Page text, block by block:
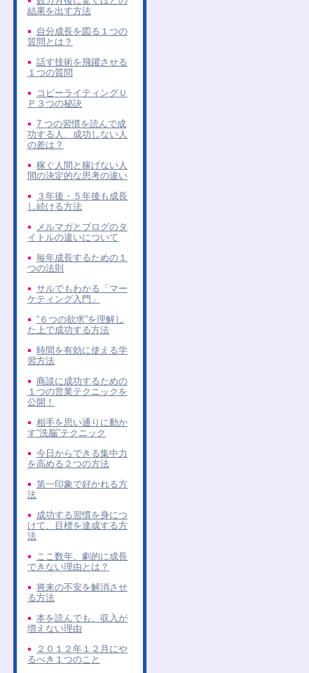
結果を出す方法
自分成長を図る１つの
質問とは？
話す技術を飛躍させる
１つの質問
コピーライティングＵ
Ｐ３つの秘訣
7 つの習慣を読んで成
功する人、成功しない人
の差は？
稼ぐ人間と稼げない人
間の決定的な思考の違い
３年後・５年後も成長
し続ける方法
メルマガとブログのタ
イトルの違いについて
毎年成長するための１
つの法則
サルでもわかる「マー
ケティング入門」
“６つの欲求”を理解し
た上で成功する方法
時間を有効に使える学
習方法
商談に成功するための
１つの営業テクニックを
公開！
相手を思い通りに動か
す“洗脳”テクニック
今日からできる集中力
を高める２つの方法
第一印象で好かれる方
法
成功する習慣を身につ
けて、目標を達成する方
法
ここ数年、劇的に成長
できない理由とは？
将来の不安を解消させ
る方法
本を読んでも、収入が
増えない理由
２０１２年１２月にや
るべき１つのこと